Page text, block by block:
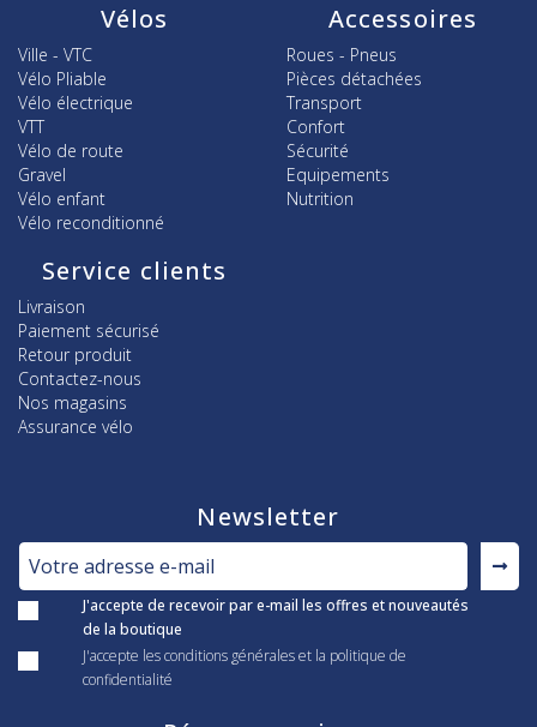
Vélos
Ville - VTC
Vélo Pliable
Vélo électrique
VTT
Vélo de route
Gravel
Vélo enfant
Vélo reconditionné
Accessoires
Roues - Pneus
Pièces détachées
Transport
Confort
Sécurité
Equipements
Nutrition
Service clients
Livraison
Paiement sécurisé
Retour produit
Contactez-nous
Nos magasins
Assurance vélo
Newsletter
J'accepte de recevoir par e-mail les offres et nouveautés
de la boutique
J'accepte les conditions générales et la politique de
confidentialité